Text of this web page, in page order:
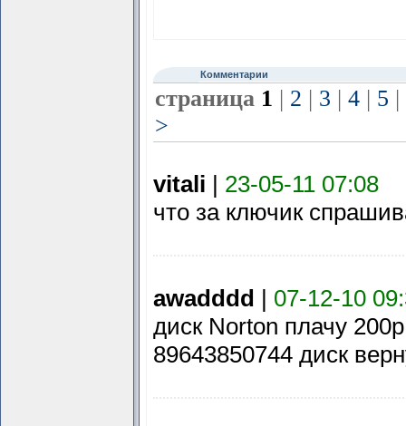
Комментарии
страница 1 | 2 | 3 | 4 | 5 |
>
vitali | 23-05-11 07:08
что за ключик
awadddd | 07-12-10
диск Norton плачу
89643850744 диск